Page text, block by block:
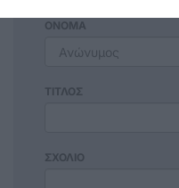
ΟΝΟΜΑ
ΤΙΤΛΟΣ
ΣΧΟΛΙΟ